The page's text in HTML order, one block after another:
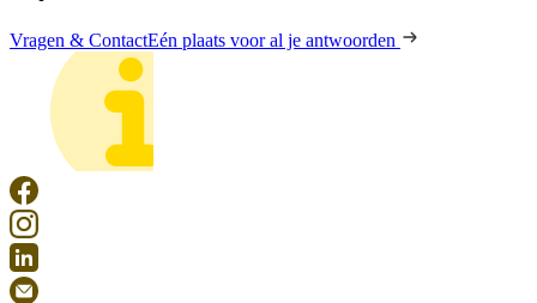
Vragen & ContactEén plaats voor al je antwoorden